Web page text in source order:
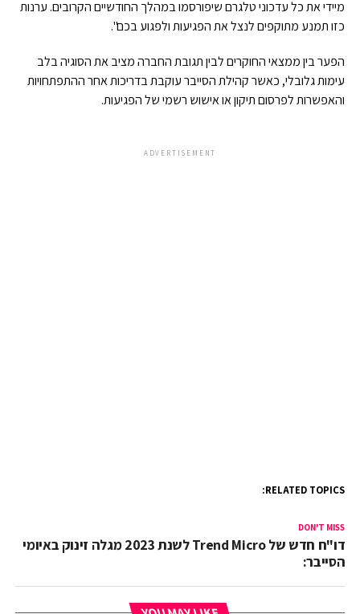
מיידי את כל עדכוני טלגרם שיפורסמו במהלך החודשיים הקרובים. ערנות
כזו תמנע מתוקפים לנצל את הפגיעות ולפגוע בכם".
הפער בין ממצאי החוקרים לבין תגובת החברה מציב את הסוגיה בלב
עימות גלובלי, כאשר קהילת הסייבר עוקבת בדריכות אחר ההתפתחויות
והאפשרות לפרסום תיקון או אישוש רשמי של הפגיעות.
ADVERTISEMENT
RELATED TOPICS:
DON'T MISS
דו"ח חדש של Trend Micro לשנת 2023 מגלה זינוק באיומי
הסייבר: